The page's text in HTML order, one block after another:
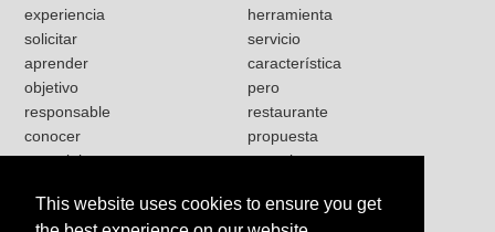
This website uses cookies to ensure you get
experiencia
herramienta
solicitar
servicio
aprender
característica
objetivo
pero
responsable
restaurante
conocer
propuesta
especial
necesitar
pizarra
mediante